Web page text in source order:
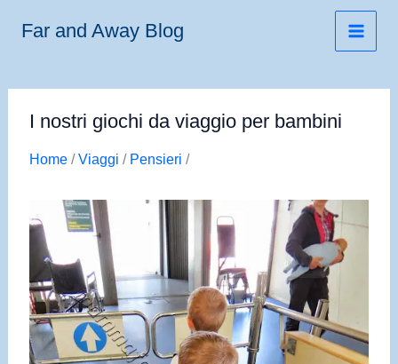
Far and Away Blog
I nostri giochi da viaggio per bambini
Home/Viaggi / Pensieri /